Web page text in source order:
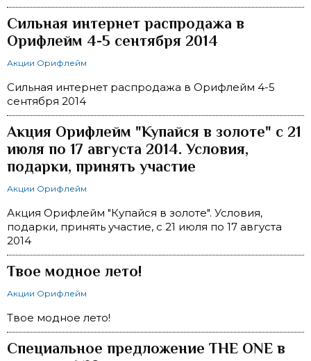
Сильная интернет распродажа в
Орифлейм 4-5 сентября 2014
Акции Орифлейм
Сильная интернет распродажа в Орифлейм 4-5
сентября 2014
Акция Орифлейм "Купайся в золоте" с 21
июля по 17 августа 2014. Условия,
подарки, принять участие
Акции Орифлейм
Акция Орифлейм "Купайся в золоте". Условия,
подарки, принять участие, с 21 июля по 17 августа
2014
Твое модное лето!
Акции Орифлейм
Твое модное лето!
Специальное предложение THE ONE в